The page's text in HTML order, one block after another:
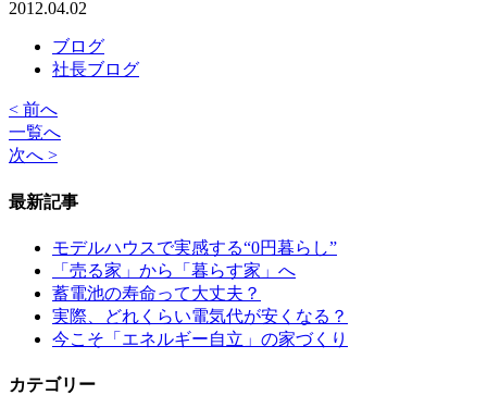
2012.04.02
ブログ
社長ブログ
< 前へ
一覧へ
次へ >
最新記事
モデルハウスで実感する“0円暮らし”
「売る家」から「暮らす家」へ
蓄電池の寿命って大丈夫？
実際、どれくらい電気代が安くなる？
今こそ「エネルギー自立」の家づくり
カテゴリー